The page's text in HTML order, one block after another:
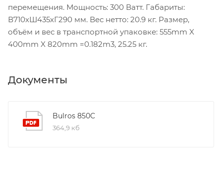
перемещения. Мощность: 300 Ватт. Габариты:
В710хШ435хГ290 мм. Вес нетто: 20.9 кг. Размер,
объём и вес в транспортной упаковке: 555mm X
400mm X 820mm =0.182m3, 25.25 кг.
Документы
Bulros 850C
364,9 кб